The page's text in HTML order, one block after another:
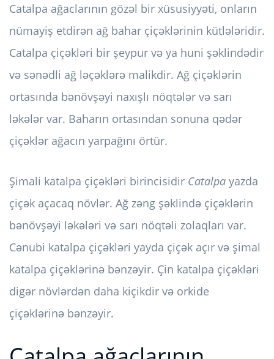
Catalpa ağaclarının gözəl bir xüsusiyyəti, onların
nümayiş etdirən ağ bahar çiçəklərinin kütlələridir.
Catalpa çiçəkləri bir şeypur və ya huni şəklindədir
və sənədli ağ ləçəklərə malikdir. Ağ çiçəklərin
ortasında bənövşəyi naxışlı nöqtələr və sarı
ləkələr var. Baharın ortasından sonuna qədər
çiçəklər ağacın yarpağını örtür.
Şimali katalpa çiçəkləri birincisidir Catalpa yazda
çiçək açacaq növlər. Ağ zəng şəklində çiçəklərin
bənövşəyi ləkələri və sarı nöqtəli zolaqları var.
Cənubi katalpa çiçəkləri yayda çiçək açır və şimal
katalpa çiçəklərinə bənzəyir. Çin katalpa çiçəkləri
digər növlərdən daha kiçikdir və orkide
çiçəklərinə bənzəyir.